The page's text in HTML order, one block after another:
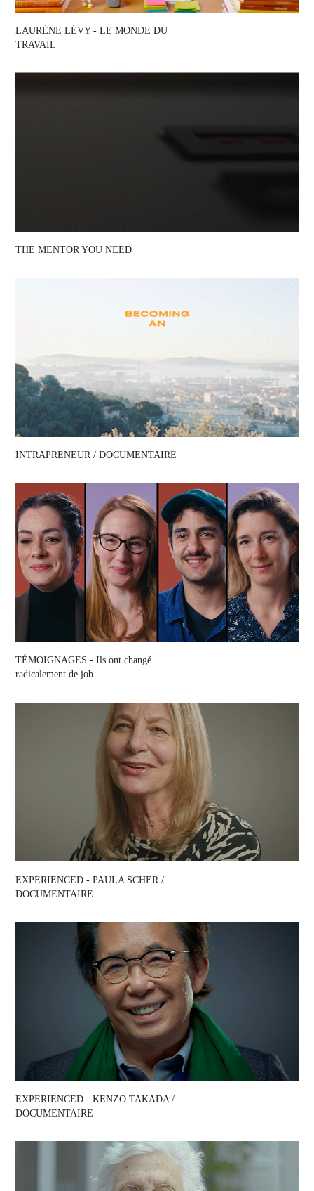
LAURÈNE LÉVY - LE MONDE DU
TRAVAIL
THE MENTOR YOU NEED
INTRAPRENEUR / DOCUMENTAIRE
TÉMOIGNAGES - Ils ont changé
radicalement de job
EXPERIENCED - PAULA SCHER /
DOCUMENTAIRE
EXPERIENCED - KENZO TAKADA /
DOCUMENTAIRE